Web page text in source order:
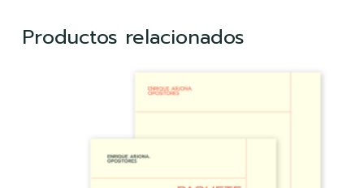
Productos relacionados